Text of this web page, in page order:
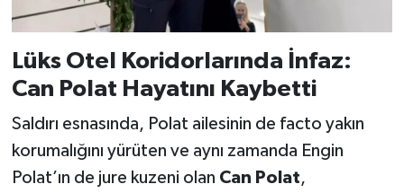
Lüks Otel Koridorlarında İnfaz:
Can Polat Hayatını Kaybetti
Saldırı esnasında, Polat ailesinin de facto yakın
korumalığını yürüten ve aynı zamanda Engin
Polat’ın de jure kuzeni olan Can Polat,